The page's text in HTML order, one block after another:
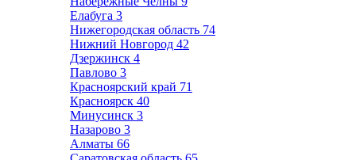
Елабуга 3
Нижегородская область 74
Нижний Новгород 42
Дзержинск 4
Павлово 3
Красноярский край 71
Красноярск 40
Минусинск 3
Назарово 3
Алматы 66